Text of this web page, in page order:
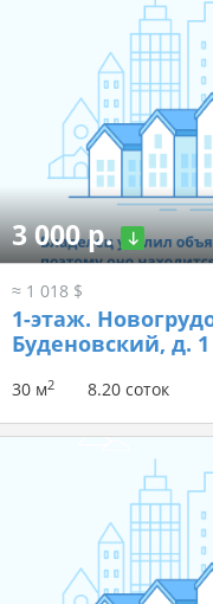
3 000 р.
≈ 1 018 $
1-этаж.
Буденовский, д. 1
30 м2 8.20 соток